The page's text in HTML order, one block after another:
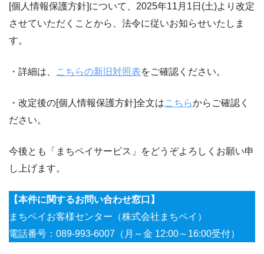
[個人情報保護方針]について、2025年11月1日(土)より改定
させていただくことから、法令に従いお知らせいたしま
す。
・詳細は、 こちらの新旧対照表をご確認ください。
・改定後の[個人情報保護方針]全文はこちらからご確認く
ださい。
今後とも「まちペイサービス」をどうぞよろしくお願い申
し上げます。
【本件に関するお問い合わせ窓口】
まちペイお客様センター（株式会社まちペイ）
電話番号：089-993-6007（月～金 12:00～16:00受付）